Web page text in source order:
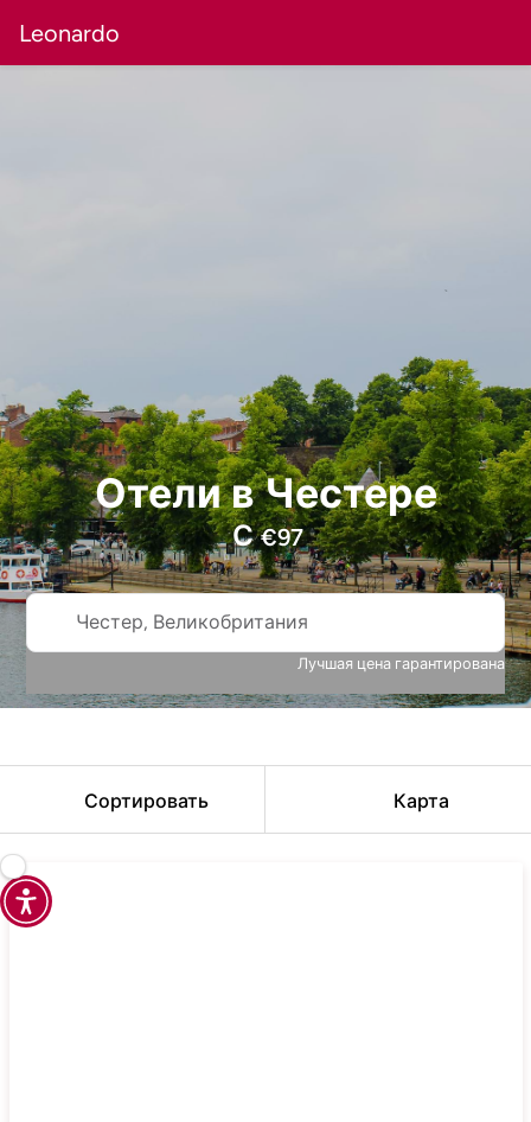
Leonardo
Отели в Честере
С€97
Честер, Великобритания
Лучшая цена гарантирована
Сортировать Карта